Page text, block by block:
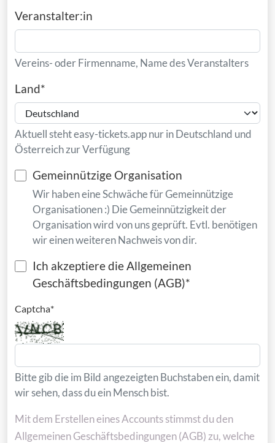
Veranstalter:in
Vereins- oder Firmenname, Name des Veranstalters
Land*
Aktuell steht easy-tickets.app nur in Deutschland und
Österreich zur Verfügung
Gemeinnützige Organisation
Wir haben eine Schwäche für Gemeinnützige
Organisationen :) Die Gemeinnützigkeit der
Organisation wird von uns geprüft. Evtl. benötigen
wir einen weiteren Nachweis von dir.
Ich akzeptiere die Allgemeinen
Geschäftsbedingungen (AGB)*
Captcha*
Bitte gib die im Bild angezeigten Buchstaben ein, damit
wir sehen, dass du ein Mensch bist.
Mit dem Erstellen eines Accounts stimmst du den
Allgemeinen Geschäftsbedingungen (AGB) zu, welche